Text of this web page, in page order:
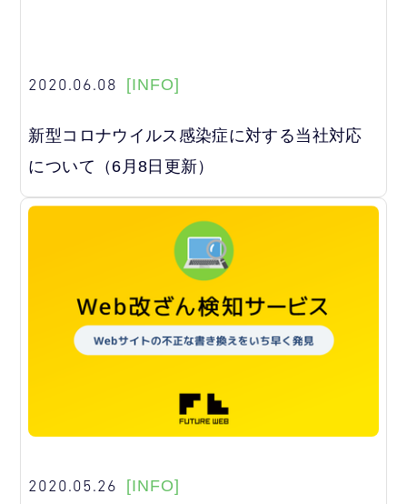
2020.06.08 [INFO]
新型コロナウイルス感染症に対する当社対応
について（6月8日更新）
2020.05.26 [INFO]